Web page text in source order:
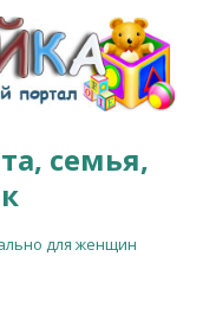
семья,
для женщин